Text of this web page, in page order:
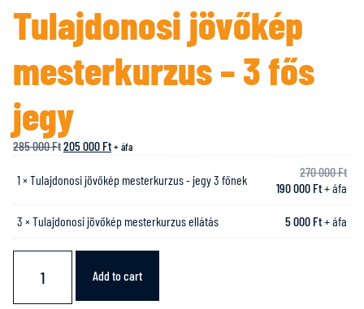
Tulajdonosi jövőkép
mesterkurzus – 3 fős
jegy
285 000Ft205 000 Ft+ áfa
1 × Tulajdonosi jövőkép mesterkurzus - jegy 3 főnek
270 000Ft
190 000 Ft+ áfa
3 × Tulajdonosi jövőkép mesterkurzus ellátás 5 000 Ft+ áfa
Add to cart